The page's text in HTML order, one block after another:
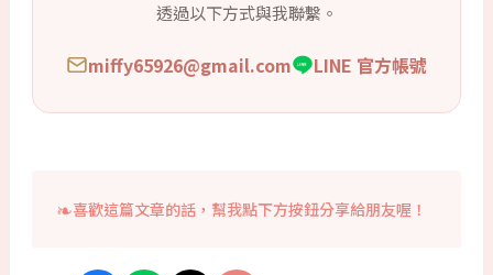
透過以下方式與我聯繫。
miffy65926@gmail.com LINE 官方帳號
喜歡這篇文章的話，幫我點下方按鈕分享給朋友喔！